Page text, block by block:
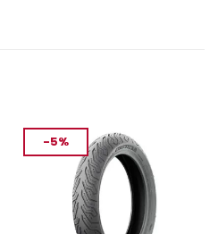
-5%